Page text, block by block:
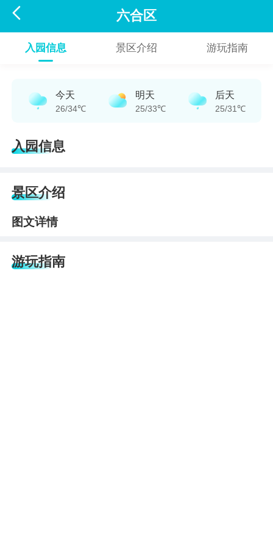
 六合区
入园信息 景区介绍 游玩指南
今天
26/34℃
明天
25/33℃
后天
25/31℃
入园信息
景区介绍
图文详情
游玩指南